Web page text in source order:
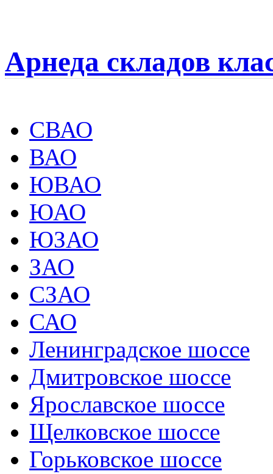
Арнеда складов
СВАО
ВАО
ЮВАО
ЮАО
ЮЗАО
ЗАО
СЗАО
САО
Ленинградское шоссе
Дмитровское шоссе
Ярославское шоссе
Щелковское шоссе
Горьковское шоссе